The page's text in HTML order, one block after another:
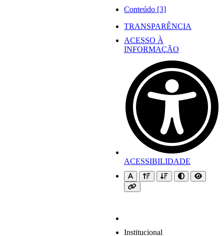
Conteúdo [3]
TRANSPARÊNCIA
ACESSO À
INFORMAÇÃO
ACESSIBILIDADE
Institucional